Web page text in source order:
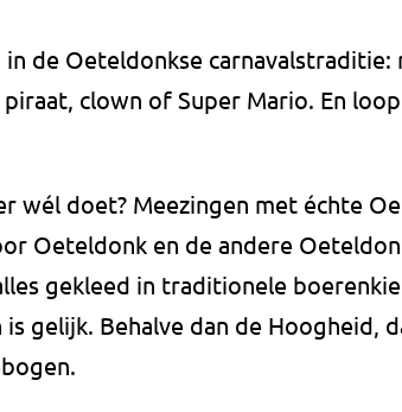
in de Oeteldonkse carnavalstraditie:
clown of Super Mario. En
wél doet? Meezingen met échte
Oeteldonk en de andere
gekleed in traditionele
gelijk. Behalve dan de Hoogheid,